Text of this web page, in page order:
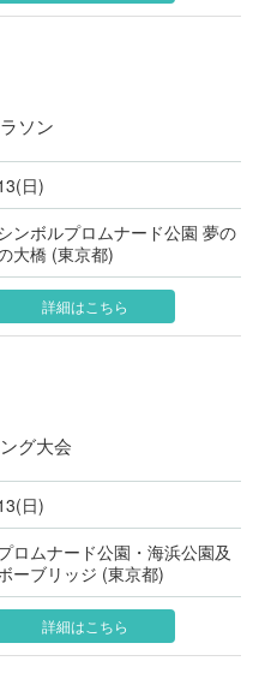
ソン
日)
ボルプロムナード公園 夢の
大橋 (東京都)
詳細はこちら
グ大会
日)
ロムナード公園・海浜公園及
ーブリッジ (東京都)
詳細はこちら